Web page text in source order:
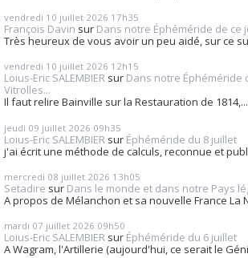
vendredi 10 juillet 2026 17h35
François Davin sur Dans notre Éphéméride de ce
Très heureux de vous avoir un peu aidé, sur ce
vendredi 10 juillet 2026 12h15
Loius-Eric SALEMBIER sur Dans notre Éphéméride
Vitrolles...
Il faut relire Bainville sur la Restauration de 1814,...
jeudi 09 juillet 2026 09h35
Loius-Eric SALEMBIER sur Éphéméride du 8 juillet
j'ai écrit une méthode de calculs, reconnue et
mercredi 08 juillet 2026 13h05
Setadire sur Dans le monde et dans notre Pays
A propos de Mélanchon et sa nouvelle France La
mardi 07 juillet 2026 09h50
Loius-Eric SALEMBIER sur Éphéméride du 6 juillet
A Wagram, l'Artillerie (aujourd'hui, ce serait le